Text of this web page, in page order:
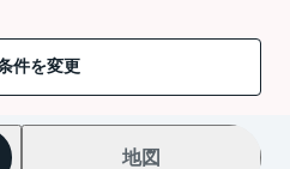
件を変更
地図